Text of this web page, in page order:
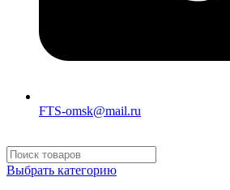
FTS-omsk@mail.ru
Выбрать категорию